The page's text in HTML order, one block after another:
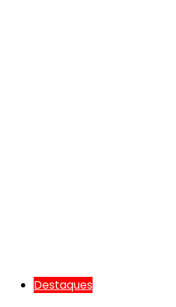
Destaques